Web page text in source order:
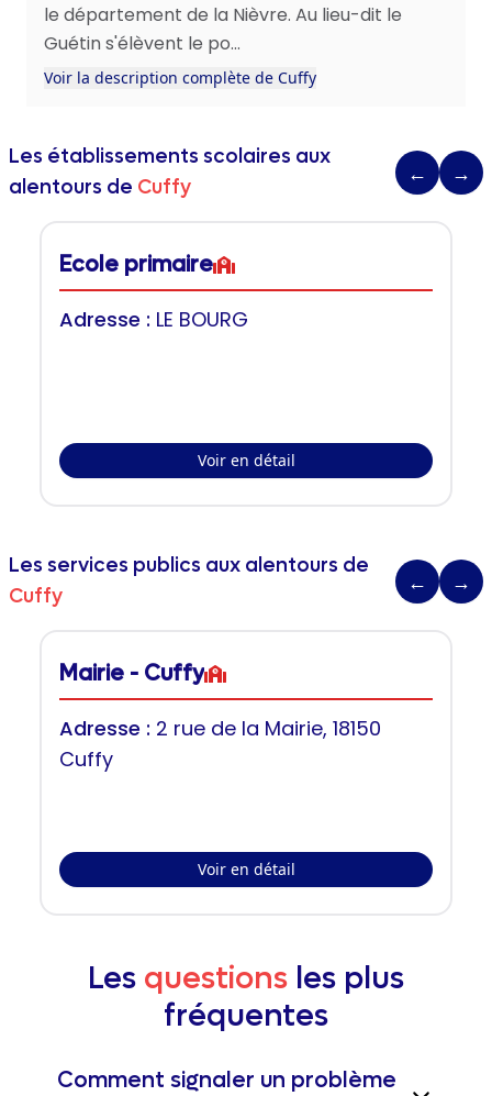
le département de la Nièvre. Au lieu-dit le
Guétin s'élèvent le po...
Voir la description complète de Cuffy
Les établissements scolaires aux
alentours de Cuffy
← →
Ecole primaire
Adresse : LE BOURG
Voir en détail
Les services publics aux alentours de
Cuffy
← →
Mairie - Cuffy
Adresse : 2 rue de la Mairie, 18150
Cuffy
Voir en détail
Les questions les plus
fréquentes
Comment signaler un problème